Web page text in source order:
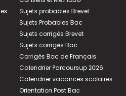
Sujets probables Brevet
Sujets Probables Bac
Sujets corrigés Brevet
Sujets corrigés Bac
Corrigés Bac de Français
Calendrier Parcoursup 2026
Calendrier vacances scolaires
Orientation Post Bac